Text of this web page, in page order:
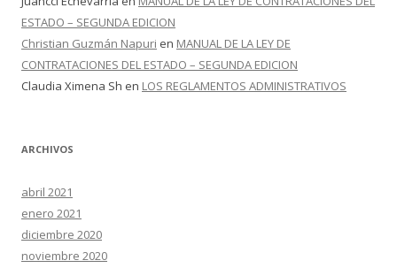
ESTADO – SEGUNDA EDICION
Christian Guzmán Napuri en MANUAL DE LA LEY DE
CONTRATACIONES DEL ESTADO – SEGUNDA EDICION
Claudia Ximena Sh en LOS REGLAMENTOS ADMINISTRATIVOS
ARCHIVOS
abril 2021
enero 2021
diciembre 2020
noviembre 2020